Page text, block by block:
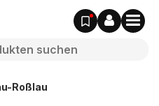
Roßlau